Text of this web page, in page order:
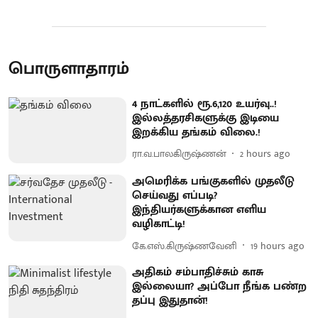
பொருளாதாரம்
4 நாட்களில் ரூ.6,120 உயர்வு..!
இல்லத்தரசிகளுக்கு இடியை
இறக்கிய தங்கம் விலை.!
ரா.வ.பாலகிருஷ்ணன் 2 hours ago
அமெரிக்க பங்குகளில் முதலீடு
செய்வது எப்படி?
இந்தியர்களுக்கான எளிய
வழிகாட்டி!
கே.எஸ்.கிருஷ்ணவேனி 19 hours ago
அதிகம் சம்பாதிச்சும் காசு
இல்லையா? அப்போ நீங்க பண்ற
தப்பு இதுதான்!